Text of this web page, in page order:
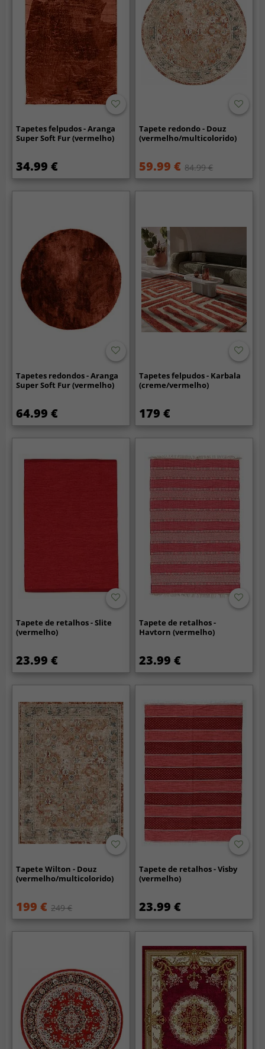
Tapetes felpudos - Aranga
Super Soft Fur (vermelho)
34.99 €
Tapete redondo - Douz
(vermelho/multicolorido)
59.99 € 84.99 €
Tapetes redondos - Aranga
Super Soft Fur (vermelho)
64.99 €
Tapetes felpudos - Karbala
(creme/vermelho)
179 €
Tapete de retalhos - Slite
(vermelho)
23.99 €
Tapete de retalhos -
Havtorn (vermelho)
23.99 €
Tapete Wilton - Douz
(vermelho/multicolorido)
199 € 249 €
Tapete de retalhos - Visby
(vermelho)
23.99 €